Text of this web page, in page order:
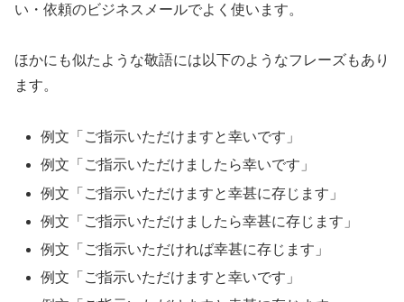
い・依頼のビジネスメールでよく使います。
ほかにも似たような敬語には以下のようなフレーズもあり
ます。
例文「ご指示いただけますと幸いです」
例文「ご指示いただけましたら幸いです」
例文「ご指示いただけますと幸甚に存じます」
例文「ご指示いただけましたら幸甚に存じます」
例文「ご指示いただければ幸甚に存じます」
例文「ご指示いただけますと幸いです」